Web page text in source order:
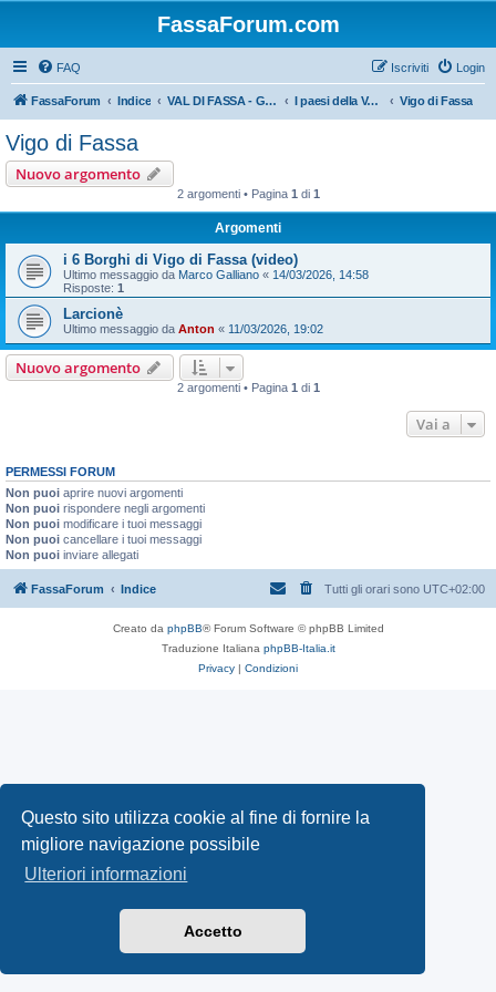
Questo sito utilizza cookie al fine di fornire la
migliore navigazione possibile
Ulteriori informazioni
Accetto
FassaForum.com
FAQ Login
Iscriviti
FassaForum Indice VAL DI FASSA - GENERALE I paesi della Val di Fassa Vigo di Fassa
Vigo di Fassa
Nuovo argomento
2 argomenti • Pagina 1 di 1
Argomenti
i 6 Borghi di Vigo di Fassa (video)
Ultimo messaggio da Marco Galliano « 14/03/2026, 14:58
Risposte: 1
Larcionè
Ultimo messaggio da Anton « 11/03/2026, 19:02
Nuovo argomento
2 argomenti • Pagina 1 di 1
Vai a
PERMESSI FORUM
Non puoi aprire nuovi argomenti
Non puoi rispondere negli argomenti
Non puoi modificare i tuoi messaggi
Non puoi cancellare i tuoi messaggi
Non puoi inviare allegati
FassaForum Indice Tutti gli orari sono UTC+02:00
Creato da phpBB® Forum Software © phpBB Limited
Traduzione Italiana phpBB-Italia.it
Privacy | Condizioni